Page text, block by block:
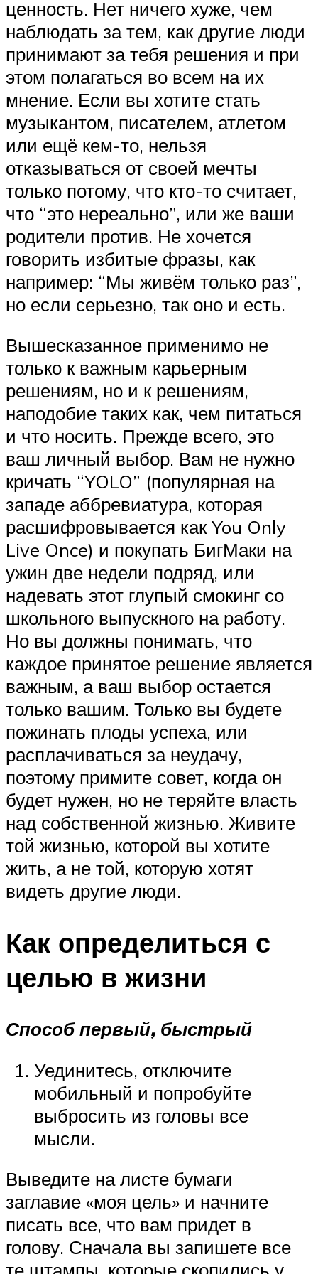
ценность. Нет ничего хуже, чем
наблюдать за тем, как другие люди
принимают за тебя решения и при
этом полагаться во всем на их
мнение. Если вы хотите стать
музыкантом, писателем, атлетом
или ещё кем-то, нельзя
отказываться от своей мечты
только потому, что кто-то считает,
что “это нереально”, или же ваши
родители против. Не хочется
говорить избитые фразы, как
например: “Мы живём только раз”,
но если серьезно, так оно и есть.
Вышесказанное применимо не
только к важным карьерным
решениям, но и к решениям,
наподобие таких как, чем питаться
и что носить. Прежде всего, это
ваш личный выбор. Вам не нужно
кричать “YOLO” (популярная на
западе аббревиатура, которая
расшифровывается как You Only
Live Once) и покупать БигМаки на
ужин две недели подряд, или
надевать этот глупый смокинг со
школьного выпускного на работу.
Но вы должны понимать, что
каждое принятое решение является
важным, а ваш выбор остается
только вашим. Только вы будете
пожинать плоды успеха, или
расплачиваться за неудачу,
поэтому примите совет, когда он
будет нужен, но не теряйте власть
над собственной жизнью. Живите
той жизнью, которой вы хотите
жить, а не той, которую хотят
видеть другие люди.
Как определиться с
целью в жизни
Способ первый, быстрый
Уединитесь, отключите
мобильный и попробуйте
выбросить из головы все
мысли.
Выведите на листе бумаги
заглавие «моя цель» и начните
писать все, что вам придет в
голову. Сначала вы запишете все